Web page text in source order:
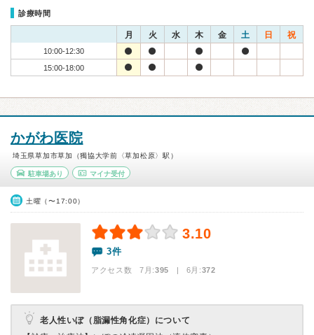
診療時間
月 火 水 木 金 土 日 祝
10:00-12:30
15:00-18:00
かがわ医院
埼玉県草加市草加（獨協大学前〈草加松原〉駅）
駐車場あり マイナ受付
土曜（〜17:00）
3.10
3件
アクセス数 7月:395 | 6月:372
老人性いぼ（脂漏性角化症）について